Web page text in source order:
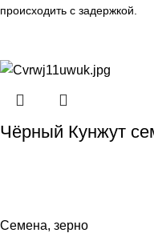
происходить с задержкой.
Чёрный Кунжут
Семена, зерно